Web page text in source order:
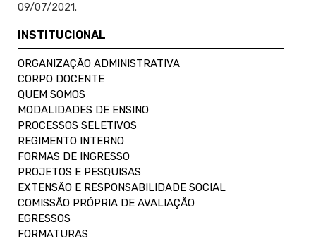
09/07/2021.
INSTITUCIONAL
ORGANIZAÇÃO ADMINISTRATIVA
CORPO DOCENTE
QUEM SOMOS
MODALIDADES DE ENSINO
PROCESSOS SELETIVOS
REGIMENTO INTERNO
FORMAS DE INGRESSO
PROJETOS E PESQUISAS
EXTENSÃO E RESPONSABILIDADE SOCIAL
COMISSÃO PRÓPRIA DE AVALIAÇÃO
EGRESSOS
FORMATURAS